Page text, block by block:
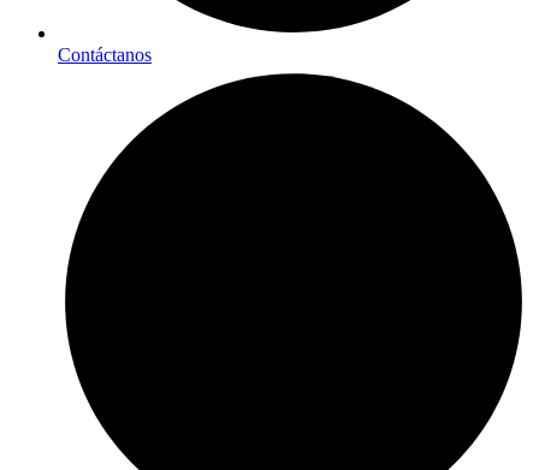
Contáctanos